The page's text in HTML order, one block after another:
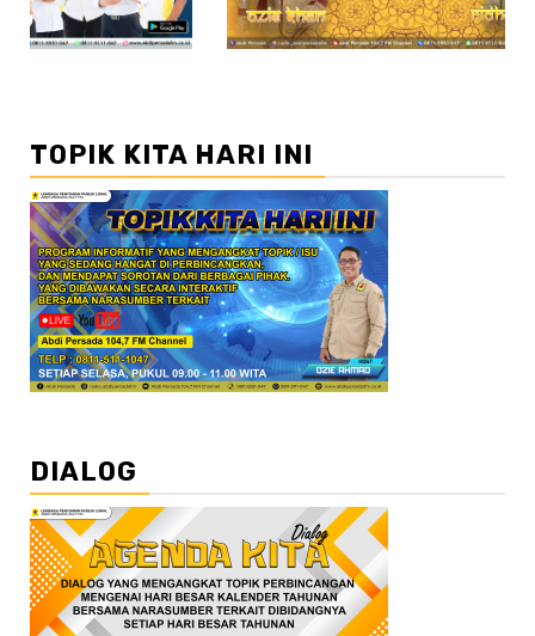
TOPIK KITA HARI INI
DIALOG